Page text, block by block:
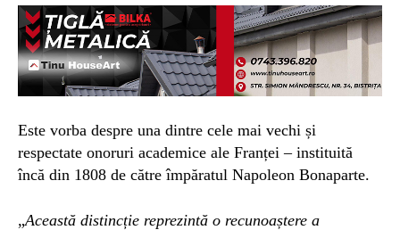
Este vorba despre una dintre cele mai vechi și
respectate onoruri academice ale Franței – instituită
încă din 1808 de către împăratul Napoleon Bonaparte.
„Această distincție reprezintă o recunoaștere a